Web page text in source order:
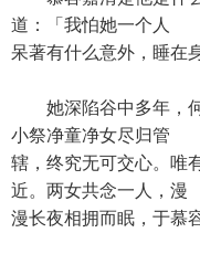
道：「我怕她一个人
呆著有什么意外，睡在
她深陷谷中多年，何
小祭净童净女尽归管
辖，终究无可交心。唯
近。两女共念一人，漫
漫长夜相拥而眠，于慕